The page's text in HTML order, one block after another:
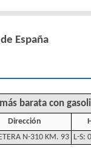
España
barata con
Dirección
N-310 KM. 93 L-S: